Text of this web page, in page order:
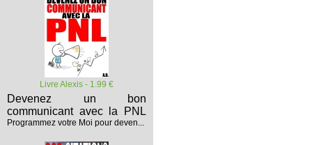
Livre Alexis - 1.99 €
Devenez un bon
communicant avec la PNL
Programmez votre Moi pour deven...